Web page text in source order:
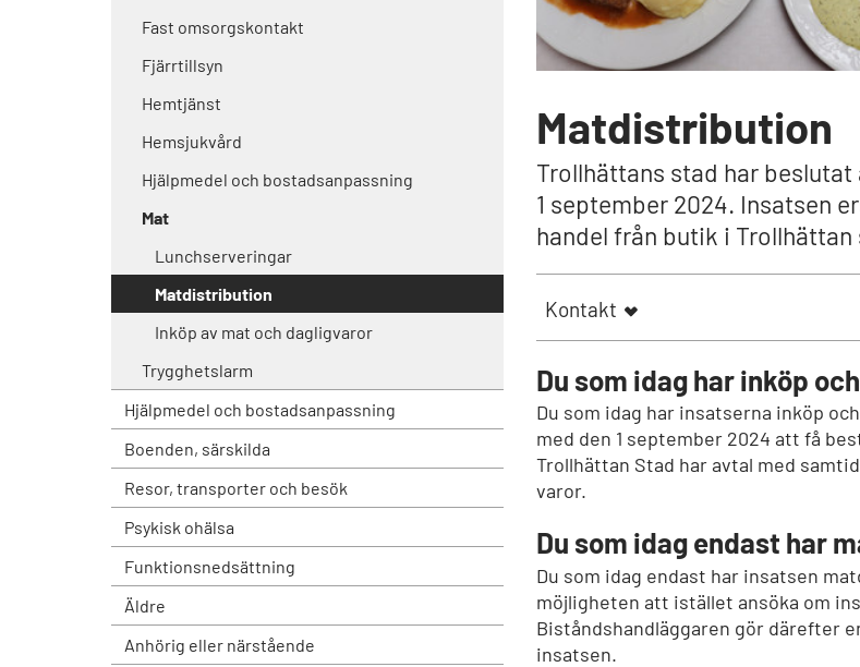
Fast omsorgskontakt
Fjärrtillsyn
Hemtjänst
Hemsjukvård
Hjälpmedel och bostadsanpassning
Mat
Lunchserveringar
Matdistribution
Inköp av mat och dagligvaror
Trygghetslarm
Hjälpmedel och bostadsanpassning
Boenden, särskilda
Resor, transporter och besök
Psykisk ohälsa
Funktionsnedsättning
Äldre
Anhörig eller närstående
Matdistribution
Trollhättans stad har
1 september 2024. Insatsen
handel från butik i
Kontakt
Du som idag har inköp
Du som idag har insatserna inköp
med den 1 september 2024 att få
Trollhättan Stad har avtal med
varor.
Du som idag endast har
Du som idag endast har insatsen
möjligheten att istället ansöka om
Biståndshandläggaren gör därefter
insatsen.